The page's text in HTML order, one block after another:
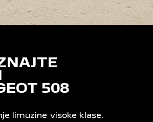
508
limuzine visoke klase.